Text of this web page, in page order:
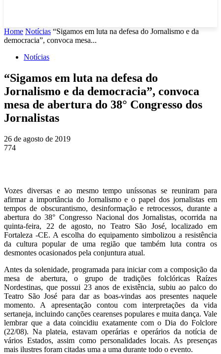
Home Notícias “Sigamos em luta na defesa do Jornalismo e da
democracia”, convoca mesa...
Notícias
“Sigamos em luta na defesa do
Jornalismo e da democracia”, convoca
mesa de abertura do 38° Congresso dos
Jornalistas
26 de agosto de 2019
774
Vozes diversas e ao mesmo tempo uníssonas se reuniram para
afirmar a importância do Jornalismo e o papel dos jornalistas em
tempos de obscurantismo, desinformação e retrocessos, durante a
abertura do 38° Congresso Nacional dos Jornalistas, ocorrida na
quinta-feira, 22 de agosto, no Teatro São José, localizado em
Fortaleza -CE. A escolha do equipamento simbolizou a resistência
da cultura popular de uma região que também luta contra os
desmontes ocasionados pela conjuntura atual.
Antes da solenidade, programada para iniciar com a composição da
mesa de abertura, o grupo de tradições folclóricas Raízes
Nordestinas, que possui 23 anos de existência, subiu ao palco do
Teatro São José para dar as boas-vindas aos presentes naquele
momento. A apresentação contou com interpretações da vida
sertaneja, incluindo canções cearenses populares e muita dança. Vale
lembrar que a data coincidiu exatamente com o Dia do Folclore
(22/08). Na plateia, estavam operárias e operários da notícia de
vários Estados, assim como personalidades locais. As presenças
mais ilustres foram citadas uma a uma durante todo o evento.